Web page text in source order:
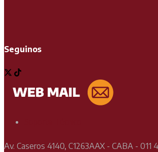
Seguinos
Av. Caseros 4140, C1263AAX - CABA - 011